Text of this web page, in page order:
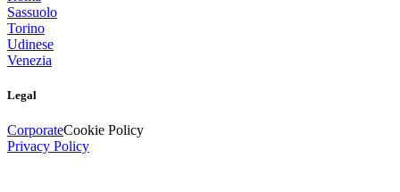
Sassuolo
Torino
Udinese
Venezia
Legal
CorporateCookie Policy
Privacy Policy